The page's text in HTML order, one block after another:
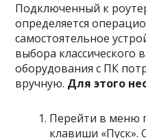
Подключенный к
определяется
самостоятельное
выбора классического
оборудования с ПК
вручную. Для этого
Перейти в меню
клавиши «Пуск».